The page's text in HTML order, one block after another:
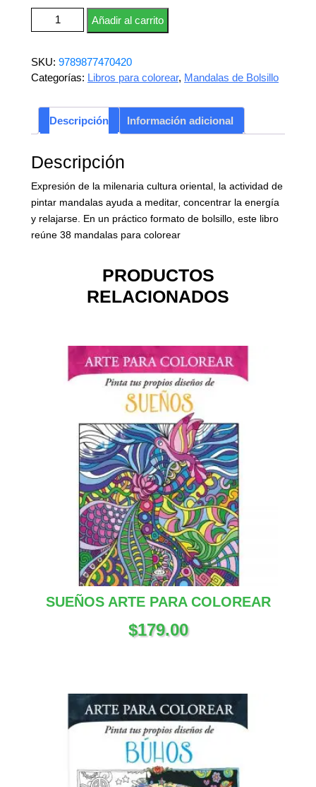
Mandalas de bolsillo 4 puntillado cantidad
Añadir al carrito
SKU: 9789877470420
Categorías: Libros para colorear, Mandalas de Bolsillo
Descripción Información adicional
Descripción
Expresión de la milenaria cultura oriental, la actividad de
pintar mandalas ayuda a meditar, concentrar la energía
y relajarse. En un práctico formato de bolsillo, este libro
reúne 38 mandalas para colorear
PRODUCTOS
RELACIONADOS
SUEÑOS ARTE PARA COLOREAR
$179.00